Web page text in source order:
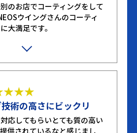
のお店でコーティングをして
ウイングさんのコーティ
大満足です。
やすく明確な回答をもらっ
良かったです。ありがとうご
術の高さにビックリ
応してもらいとても質の高い
供されているなと感じまし